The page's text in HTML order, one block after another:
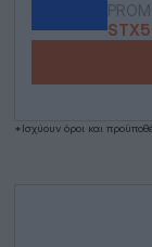
*Ισχύουν όροι και